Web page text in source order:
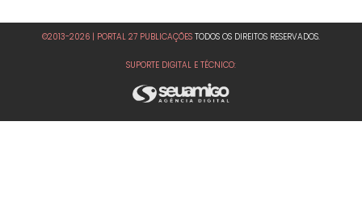
©2013-2026 | PORTAL 27 PUBLICAÇÕES TODOS OS DIREITOS RESERVADOS.
SUPORTE DIGITAL E TÉCNICO: